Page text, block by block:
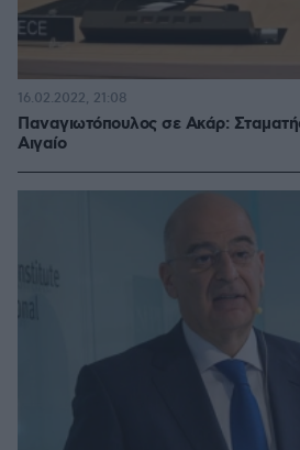
Παναγιωτόπουλος σε Ακάρ:
Αιγαίο
16.02.2022, 21:08